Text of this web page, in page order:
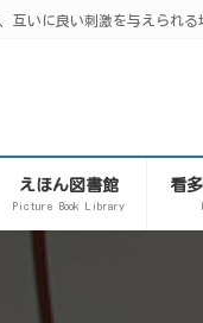
互いに良い刺激を与えられる
えほん図書館
Picture Book Library
看